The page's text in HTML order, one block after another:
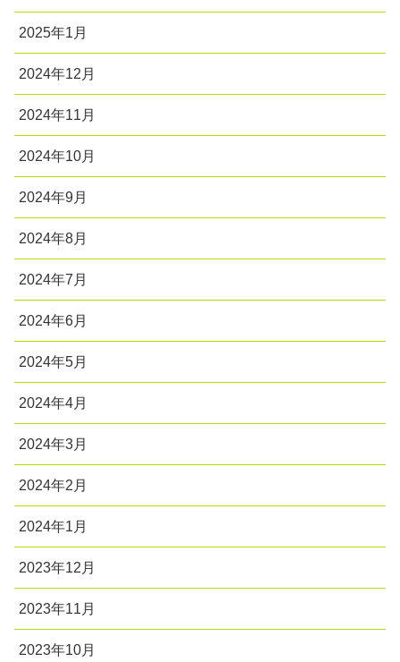
2025年1月
2024年12月
2024年11月
2024年10月
2024年9月
2024年8月
2024年7月
2024年6月
2024年5月
2024年4月
2024年3月
2024年2月
2024年1月
2023年12月
2023年11月
2023年10月